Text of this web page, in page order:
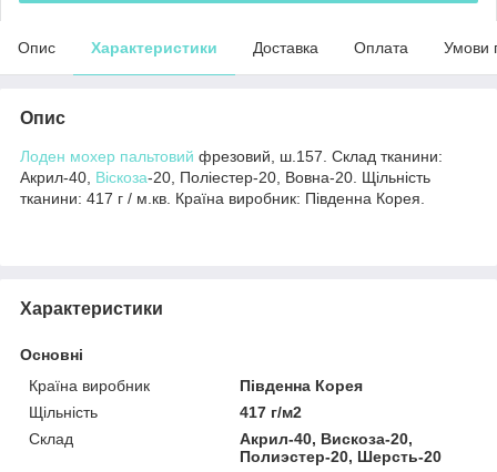
Опис Характеристики Доставка Оплата Умови
Опис
Лоден мохер пальтовий фрезовий, ш.157. Склад тканини:
Акрил-40, Віскоза-20, Поліестер-20, Вовна-20. Щільність
тканини: 417 г / м.кв. Країна виробник: Південна Корея.
Характеристики
Основні
Країна виробник
Південна Корея
Щільність
417 г/м2
Склад
Акрил-40, Вискоза-20,
Полиэстер-20, Шерсть-20